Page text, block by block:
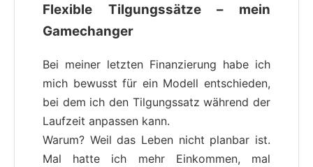
Flexible Tilgungssätze – mein
Gamechanger
Bei meiner letzten Finanzierung habe ich
mich bewusst für ein Modell entschieden,
bei dem ich den Tilgungssatz während der
Laufzeit anpassen kann.
Warum? Weil das Leben nicht planbar ist.
Mal hatte ich mehr Einkommen, mal